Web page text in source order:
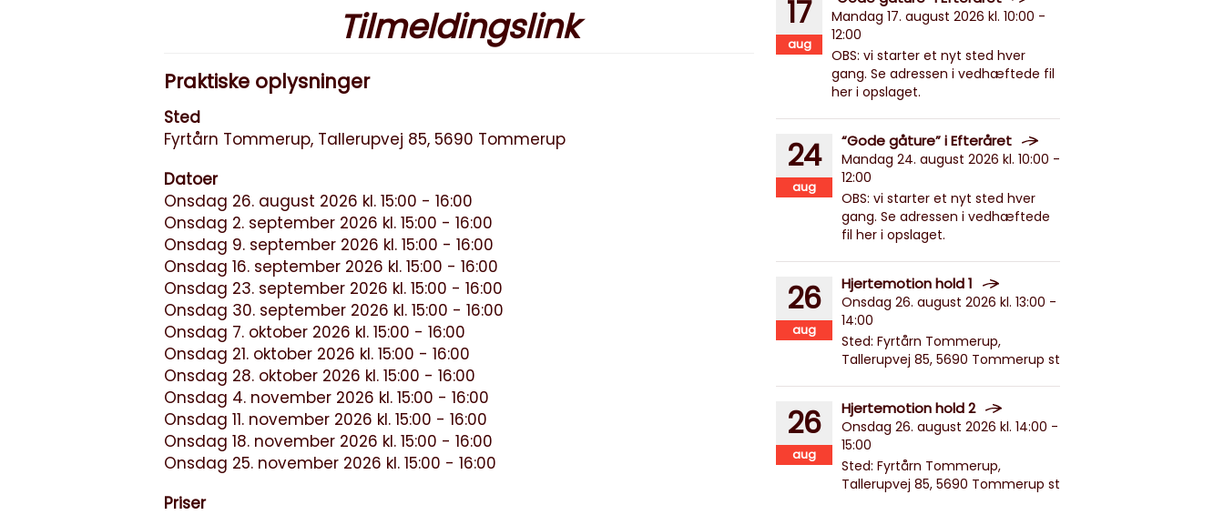
Tilmeldingslink
Praktiske oplysninger
Sted
Fyrtårn Tommerup, Tallerupvej 85, 5690 Tommerup
Datoer
Onsdag 26. august 2026 kl. 15:00 - 16:00
Onsdag 2. september 2026 kl. 15:00 - 16:00
Onsdag 9. september 2026 kl. 15:00 - 16:00
Onsdag 16. september 2026 kl. 15:00 - 16:00
Onsdag 23. september 2026 kl. 15:00 - 16:00
Onsdag 30. september 2026 kl. 15:00 - 16:00
Onsdag 7. oktober 2026 kl. 15:00 - 16:00
Onsdag 21. oktober 2026 kl. 15:00 - 16:00
Onsdag 28. oktober 2026 kl. 15:00 - 16:00
Onsdag 4. november 2026 kl. 15:00 - 16:00
Onsdag 11. november 2026 kl. 15:00 - 16:00
Onsdag 18. november 2026 kl. 15:00 - 16:00
Onsdag 25. november 2026 kl. 15:00 - 16:00
Priser
17
aug
Mandag 17. august 2026 kl. 10:00 -
12:00
OBS: vi starter et nyt sted hver
gang. Se adressen i vedhæftede fil
her i opslaget.
24
aug
“Gode gåture” i Efteråret
Mandag 24. august 2026 kl. 10:00 -
12:00
OBS: vi starter et nyt sted hver
gang. Se adressen i vedhæftede
fil her i opslaget.
26
aug
Hjertemotion hold 1
Onsdag 26. august 2026 kl. 13:00 -
14:00
Sted: Fyrtårn Tommerup,
Tallerupvej 85, 5690 Tommerup st
26
aug
Hjertemotion hold 2
Onsdag 26. august 2026 kl. 14:00 -
15:00
Sted: Fyrtårn Tommerup,
Tallerupvej 85, 5690 Tommerup st